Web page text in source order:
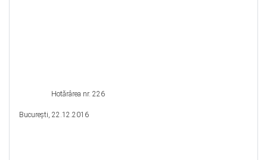
Hotărârea nr. 226
Bucureşti, 22.12.2016